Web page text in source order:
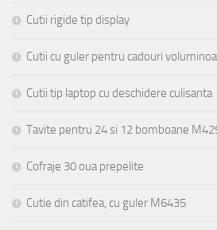
Cutii rigide tip display
Cutii cu guler pentru cadouri
Cutii tip laptop cu deschidere culisanta
Tavite pentru 24 si 12 bomboane
Cofraje 30 oua prepelite
Cutie din catifea, cu guler M6435